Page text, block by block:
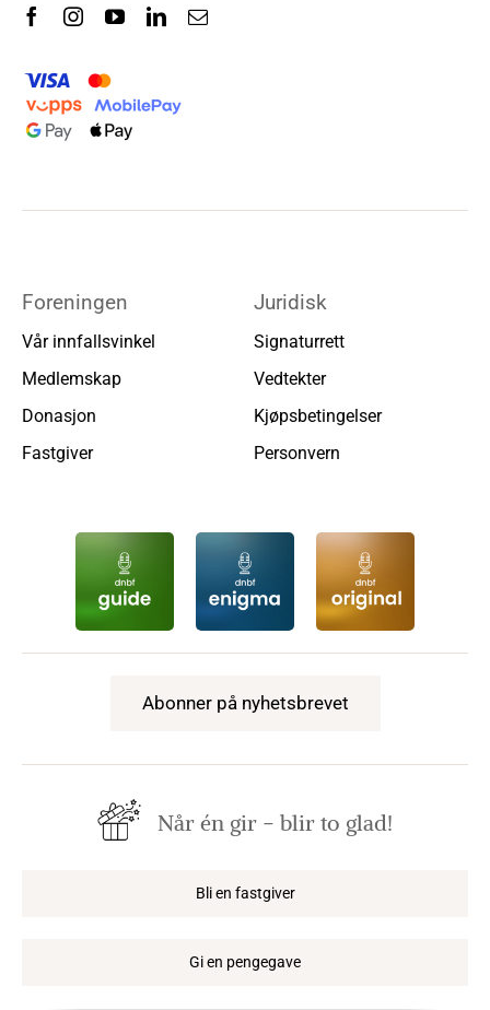
Foreningen
Vår innfallsvinkel
Medlemskap
Donasjon
Fastgiver
Juridisk
Signaturrett
Vedtekter
Kjøpsbetingelser
Personvern
Abonner på nyhetsbrevet
Når én gir − blir to glad!
Bli en fastgiver
Gi en pengegave